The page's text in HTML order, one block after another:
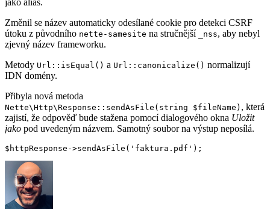
Změnil se název automaticky odesílané cookie pro detekci CSRF
útoku z původního nette-samesite na stručnější _nss, aby nebyl
zjevný název frameworku.
Metody Url::isEqual() a Url::canonicalize() normalizují
IDN domény.
Přibyla nová metoda
Nette\Http\Response::sendAsFile(string $fileName) , která
zajistí, že odpověď bude stažena pomocí dialogového okna Uložit
jako pod uvedeným názvem. Samotný soubor na výstup neposílá.